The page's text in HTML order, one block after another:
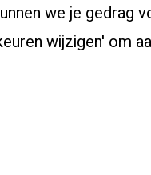
we je gedrag
wijzigen' om